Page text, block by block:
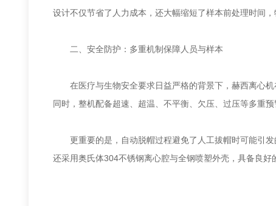
设计不仅节省了人力成本，还大幅缩短了样本前处理时间
二、安全防护：多重机制保障人员与样本
在医疗与生物安全要求日益严格的背景下，赫西离心机
同时，整机配备超速、超温、不平衡、欠压、过压等多重
更重要的是，自动脱帽过程避免了人工拔帽时可能引发
还采用奥氏体304不锈钢离心腔与全钢喷塑外壳，具备良好